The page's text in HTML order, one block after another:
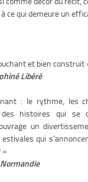
ce qui demeure un
et bien construit
Libéré
: le rythme, les
histoires qui se
un
qui
»